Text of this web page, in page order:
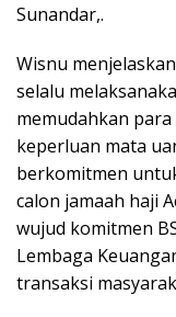
Sunandar,.
Wisnu
selalu
memudahkan
keperluan mata
berkomitmen
calon jamaah haji
wujud komitmen
Lembaga
transaksi